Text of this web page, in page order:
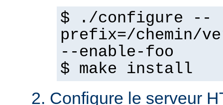
$ ./configure --
prefix=/chemin/
--enable-foo
$ make install
Configure le serveur